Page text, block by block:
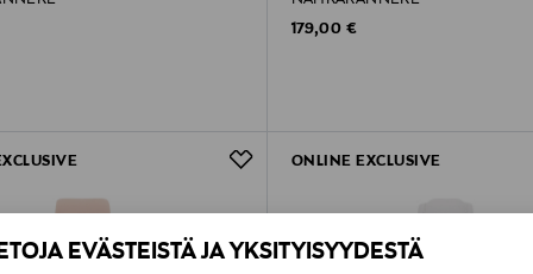
EVÄSTEISTÄ JA YKSITYISYYDESTÄ
Original Price
179,00 €
ONLINE EXCLUSIVE